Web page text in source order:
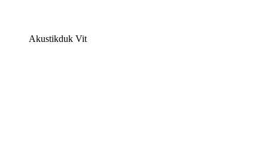
Akustikduk Vit